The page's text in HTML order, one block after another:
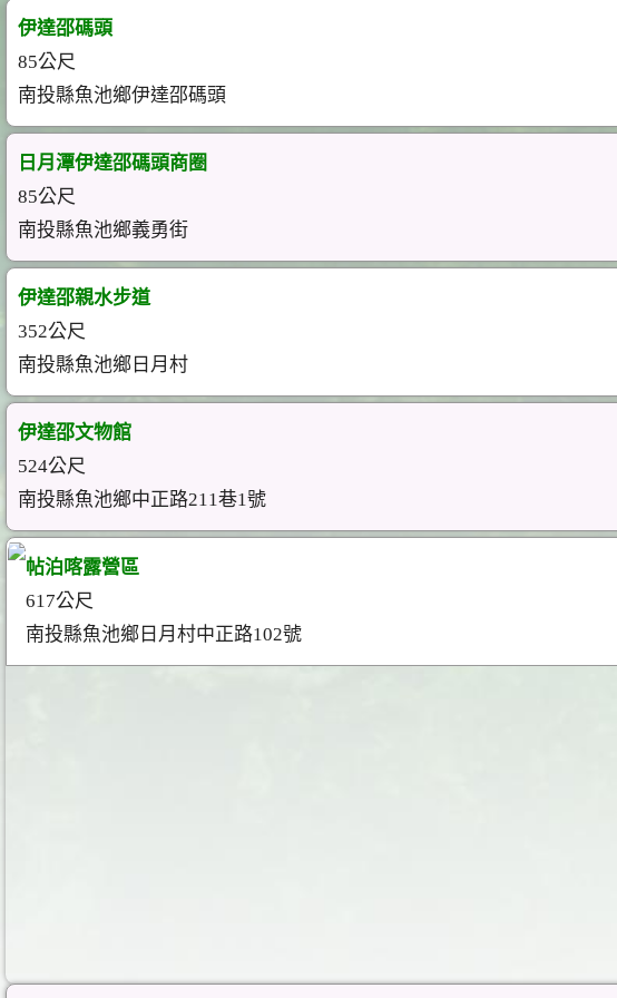
伊達邵碼頭
85公尺
南投縣魚池鄉伊達邵碼頭
日月潭伊達邵碼頭商圈
85公尺
南投縣魚池鄉義勇街
伊達邵親水步道
352公尺
南投縣魚池鄉日月村
伊達邵文物館
524公尺
南投縣魚池鄉中正路211巷1號
帖泊喀露營區
617公尺
南投縣魚池鄉日月村中正路102號